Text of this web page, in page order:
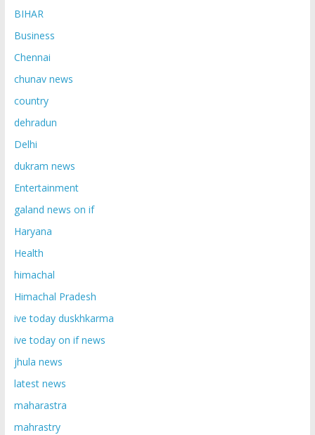
BIHAR
Business
Chennai
chunav news
country
dehradun
Delhi
dukram news
Entertainment
galand news on if
Haryana
Health
himachal
Himachal Pradesh
ive today duskhkarma
ive today on if news
jhula news
latest news
maharastra
mahrastry